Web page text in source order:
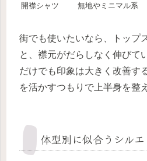
開襟シャツ
無地やミニマル系
街でも使いたいなら、トップ
と、襟元がだらしなく伸びて
だけでも印象は大きく改善す
を活かすつもりで上半身を整
体型別に似合うシル